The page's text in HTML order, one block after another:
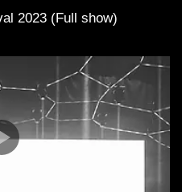
2023 (Full show)